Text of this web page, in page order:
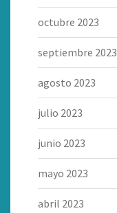
octubre 2023
septiembre 2023
agosto 2023
julio 2023
junio 2023
mayo 2023
abril 2023